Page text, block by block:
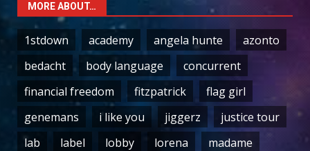
MORE ABOUT…
1stdown academy angela hunte
azonto
bedacht
body language
concurrent
financial freedom
fitzpatrick
flag girl
genemans
i like you jiggerz
justice tour
lab
label lobby lorena
madame